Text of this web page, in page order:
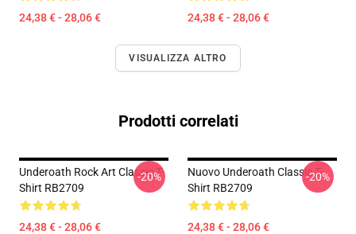
24,38 € - 28,06 € 24,38 € - 28,06 €
VISUALIZZA ALTRO
Prodotti correlati
Underoath Rock Art Classic T-
Shirt RB2709
24,38 € - 28,06 €
-20%
Nuovo Underoath Classic T-
Shirt RB2709
24,38 € - 28,06 €
-20%